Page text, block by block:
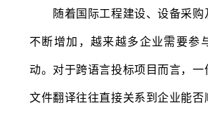
随着国际工程建设、设备采购
不断增加，越来越多企业需要参
动。对于跨语言投标项目而言，
文件翻译往往直接关系到企业能